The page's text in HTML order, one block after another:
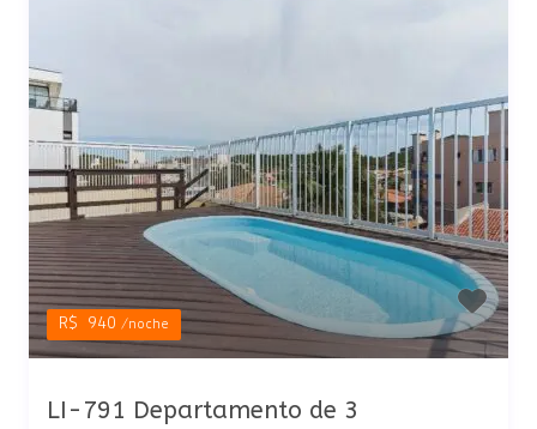
R$ 940/noche
LI-791 Departamento de 3